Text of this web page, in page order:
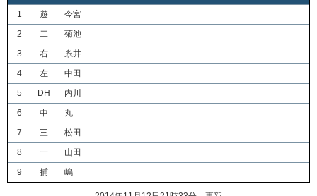
1
遊
今宮
2
二
菊池
3
右
糸井
4
左
中田
5
DH
内川
6
中
丸
7
三
松田
8
一
山田
9
捕 嶋